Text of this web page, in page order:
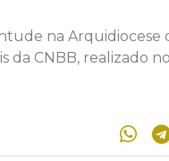
na Arquidiocese
CNBB, realizado